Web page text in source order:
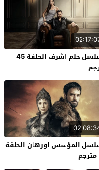
مسلسل حلم اشرف الحلقة 45
المؤسس اورهان الحلقة